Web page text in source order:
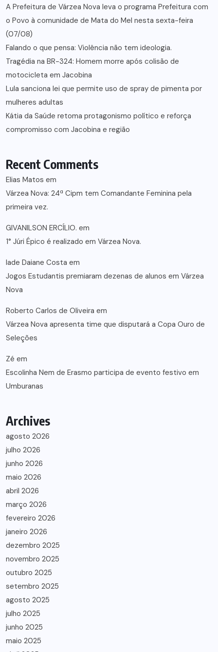
A Prefeitura de Várzea Nova leva o programa Prefeitura com
o Povo à comunidade de Mata do Mel nesta sexta-feira
(07/08)
Falando o que pensa: Violência não tem ideologia.
Tragédia na BR-324: Homem morre após colisão de
motocicleta em Jacobina
Lula sanciona lei que permite uso de spray de pimenta por
mulheres adultas
Kátia da Saúde retoma protagonismo político e reforça
compromisso com Jacobina e região
Recent Comments
Elias Matos em
Várzea Nova: 24ª Cipm tem Comandante Feminina pela
primeira vez.
GIVANILSON ERCÍLIO. em
1° Júri Épico é realizado em Várzea Nova.
lade Daiane Costa em
Jogos Estudantis premiaram dezenas de alunos em Várzea
Nova
Roberto Carlos de Oliveira em
Várzea Nova apresenta time que disputará a Copa Ouro de
Seleções
Zé em
Escolinha Nem de Erasmo participa de evento festivo em
Umburanas
Archives
agosto 2026
julho 2026
junho 2026
maio 2026
abril 2026
março 2026
fevereiro 2026
janeiro 2026
dezembro 2025
novembro 2025
outubro 2025
setembro 2025
agosto 2025
julho 2025
junho 2025
maio 2025